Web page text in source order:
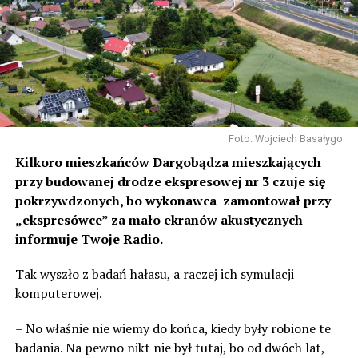
Foto: Wojciech Basałygo
Kilkoro mieszkańców Dargobądza mieszkających
przy budowanej drodze ekspresowej nr 3 czuje się
pokrzywdzonych, bo wykonawca zamontował przy
„ekspresówce” za mało ekranów akustycznych –
informuje Twoje Radio.
Tak wyszło z badań hałasu, a raczej ich symulacji
komputerowej.
– No właśnie nie wiemy do końca, kiedy były robione te
badania. Na pewno nikt nie był tutaj, bo od dwóch lat,